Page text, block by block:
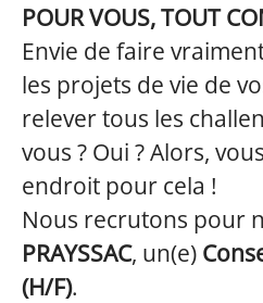
POUR VOUS, TOUT
Envie de faire
les projets de vie de
relever tous les
vous ? Oui ? Alors,
endroit pour cela !
Nous recrutons pour
PRAYSSAC, un(e)
(H/F).